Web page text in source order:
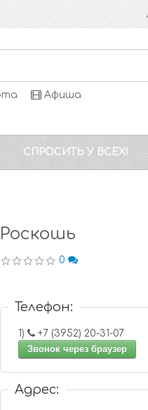
Афиша
СПРОСИТЬ У ВСЕХ!
Роскошь
0
Телефон:
1)
+7 (3952) 20-31-07
Звонок через браузер
Адрес: